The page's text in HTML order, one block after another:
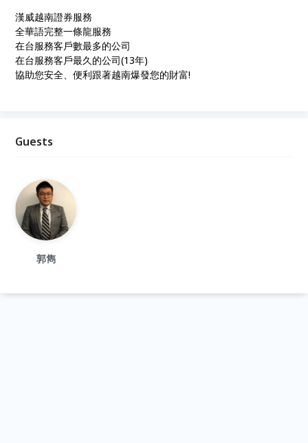
漢威越南證券服務
全華語完整一條龍服務
在台服務客戶數最多的公司
在台服務客戶最久的公司(13年)
協助您安全、便利跟著越南爆發您的財富!
Guests
郭雋